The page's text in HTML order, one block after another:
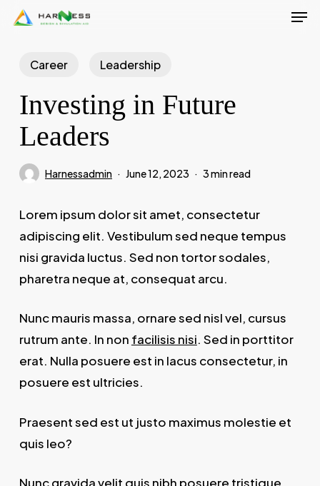
Skip
content
Career Leadership
Investing in Future
Leaders
Harnessadmin June 12, 2023 3 min read
Lorem ipsum dolor sit amet, consectetur
adipiscing elit. Vestibulum sed neque tempus
nisi gravida luctus. Sed non tortor sodales,
pharetra neque at, consequat arcu.
Nunc mauris massa, ornare sed nisl vel, cursus
rutrum ante. In non facilisis nisi. Sed in porttitor
erat. Nulla posuere est in lacus consectetur, in
posuere est ultricies.
Praesent sed est ut justo maximus molestie et
quis leo?
Nunc gravida velit quis nibh posuere tristique.